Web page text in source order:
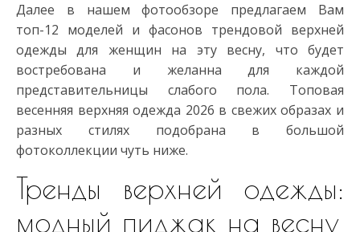
Далее в нашем фотообзоре предлагаем Вам
топ-12 моделей и фасонов трендовой верхней
одежды для женщин на эту весну, что будет
востребована и желанна для каждой
представительницы слабого пола. Топовая
весенняя верхняя одежда 2026 в свежих образах и
разных стилях подобрана в большой
фотоколлекции чуть ниже.
Тренды верхней одежды:
модный пиджак на весну